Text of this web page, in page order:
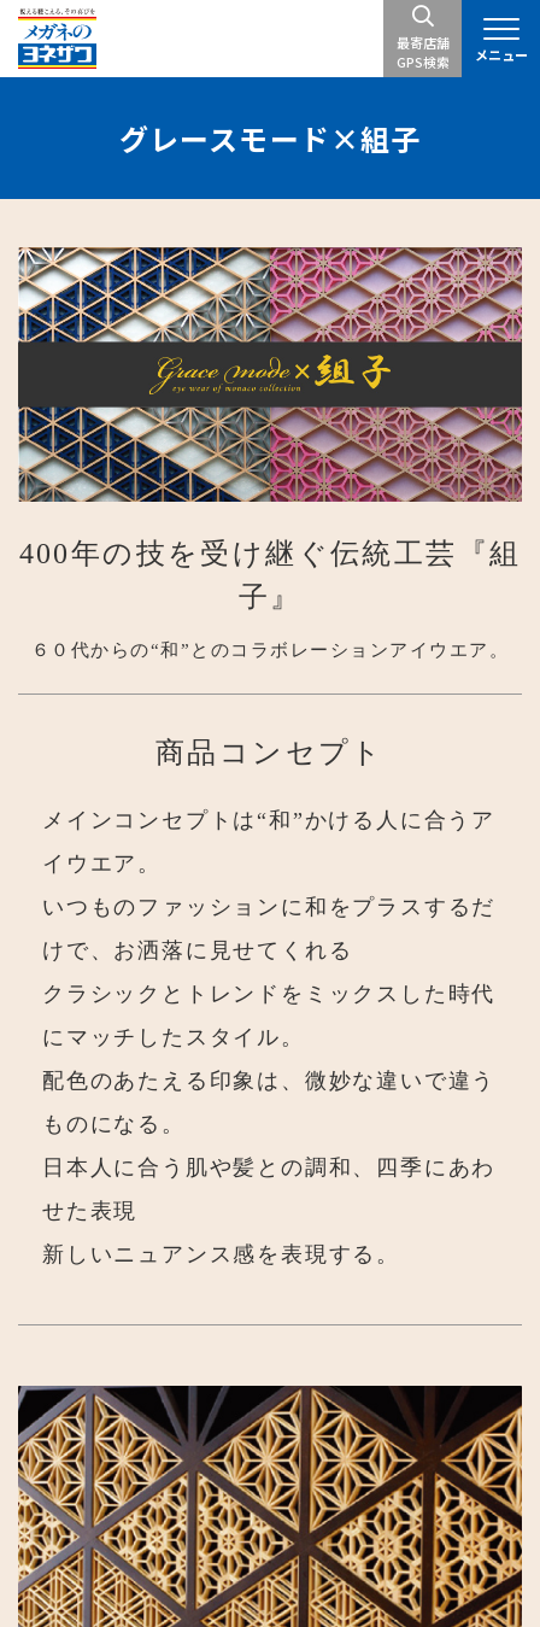
最寄店舗
GPS検索
グレースモード×組子
400年の技を受け継ぐ伝統工芸『組
子』
６０代からの“和”とのコラボレーションアイウエア。
商品コンセプト
メインコンセプトは“和”かける人に合うア
イウエア。
いつものファッションに和をプラスするだ
けで、お洒落に見せてくれる
クラシックとトレンドをミックスした時代
にマッチしたスタイル。
配色のあたえる印象は、微妙な違いで違う
ものになる。
日本人に合う肌や髪との調和、四季にあわ
せた表現
新しいニュアンス感を表現する。
メニュー